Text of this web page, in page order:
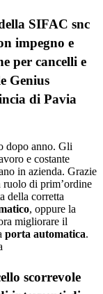
SIFAC snc
impegno e
per cancelli e
Genius
di Pavia
dopo anno. Gli
e costante
in azienda. Grazie
ruolo di prim’ordine
della corretta
, oppure la
migliorare il
porta automatica.
scorrevole